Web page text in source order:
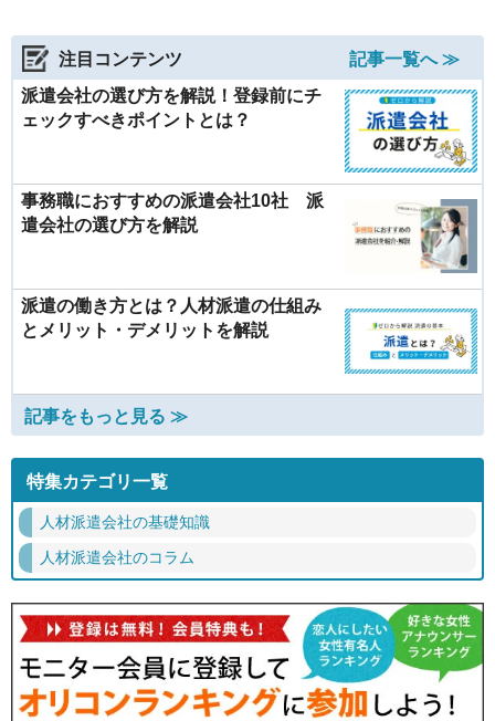
注目コンテンツ
記事一覧へ ≫
派遣会社の選び方を解説！登録前にチ
ェックすべきポイントとは？
事務職におすすめの派遣会社10社 派
遣会社の選び方を解説
派遣の働き方とは？人材派遣の仕組み
とメリット・デメリットを解説
記事をもっと見る ≫
特集カテゴリ一覧
人材派遣会社の基礎知識
人材派遣会社のコラム